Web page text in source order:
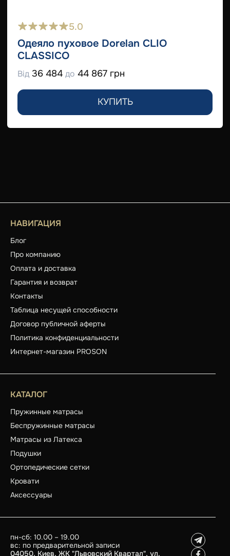
5.0
Одеяло пуховое Dorelan CLIO
CLASSICO
Від 36 484 до 44 867 грн
КУПИТЬ
НАВИГАЦИЯ
Блог
Про компанию
Оплата и доставка
Гарантия и возврат
Контакты
Таблица несущей способности
Договор публичной аферты
Политика конфиденциальности
Интернет-магазин PROSON
КАТАЛОГ
Пружинные матрасы
Беспружинные матрасы
Матрасы из Латекса
Подушки
Ортопедические сетки
Кровати
Аксессуары
пн-сб: 10.00 – 19.00
вс: по предварительной записи
04050, Киев, ЖК "Львовский Квартал", ул.